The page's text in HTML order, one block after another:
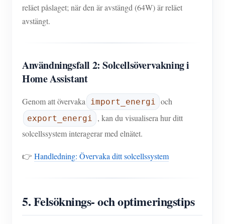
reläet påslaget; när den är avstängd (64W) är reläet
avstängt.
Användningsfall 2: Solcellsövervakning i
Home Assistant
Genom att övervaka import_energi och
export_energi
, kan du visualisera hur ditt
solcellssystem interagerar med elnätet.
👉 Handledning: Övervaka ditt solcellssystem
5. Felsöknings- och optimeringstips